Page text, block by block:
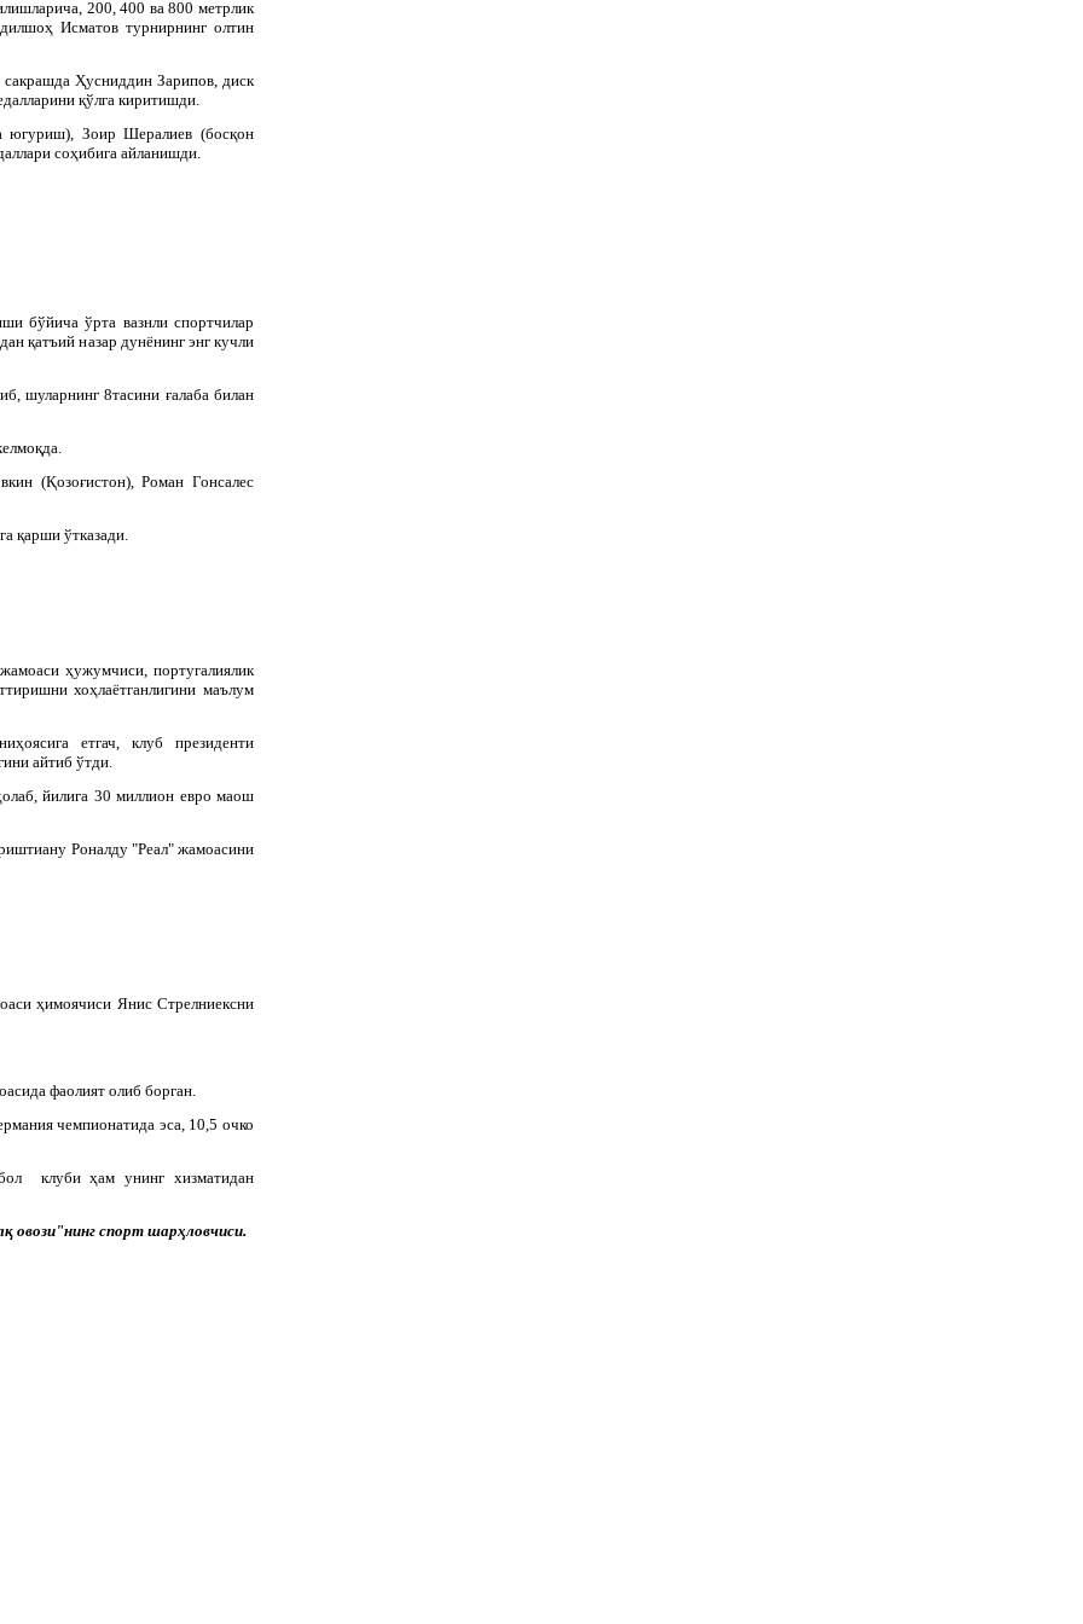
200, 400 ва 800 метрлик
Исматов турнирнинг олтин
Ҳусниддин Зарипов, диск
қўлга киритишди.
югуриш), Зоир Шералиев (босқон
соҳибига айланишди.
бўйича ўрта вазнли спортчилар
қатъий назар дунёнинг энг кучли
шуларнинг 8тасини ғалаба билан
(Қозоғистон), Роман Гонсалес
қарши ўтказади.
ҳужумчиси, португалиялик
хоҳлаётганлигини маълум
етгач, клуб президенти
айтиб ўтди.
йилига 30 миллион евро маош
Роналду "Реал" жамоасини
ҳимоячиси Янис Стрелниексни
фаолият олиб борган.
чемпионатида эса, 10,5 очко
клуби ҳам унинг хизматидан
овози"нинг спорт шарҳловчиси.